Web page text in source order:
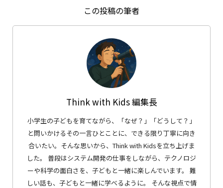
この投稿の筆者
Think with Kids 編集長
小学生の子どもを育てながら、「なぜ？」「どうして？」
と問いかけるその一言ひとことに、できる限り丁寧に向き
合いたい。そんな思いから、Think with Kidsを立ち上げま
した。 普段はシステム開発の仕事をしながら、テクノロジ
ーや科学の面白さを、子どもと一緒に楽しんでいます。 難
しい話も、子どもと一緒に学べるように。 そんな視点で情